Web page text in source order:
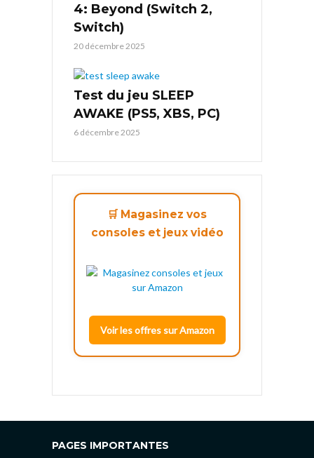
4: Beyond (Switch 2,
Switch)
20 décembre 2025
Test du jeu SLEEP
AWAKE (PS5, XBS, PC)
6 décembre 2025
🛒 Magasinez vos
consoles et jeux vidéo
Voir les offres sur Amazon
PAGES IMPORTANTES